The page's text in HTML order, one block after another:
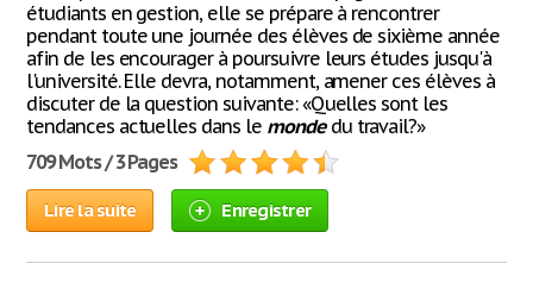
étudiants en gestion, elle se prépare à rencontrer
pendant toute une journée des élèves de sixième année
afin de les encourager à poursuivre leurs études jusqu'à
l'université. Elle devra, notamment, amener ces élèves à
discuter de la question suivante: «Quelles sont les
tendances actuelles dans le mondedu travail?»
709 Mots / 3 Pages
Lire la suite Enregistrer